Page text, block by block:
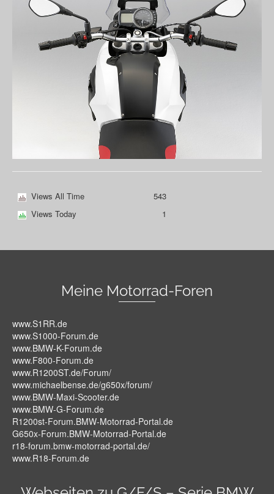
Views All Time
543
Views Today
1
Meine Motorrad-Foren
www.S1RR.de
www.S1000-Forum.de
www.BMW-K-Forum.de
www.F800-Forum.de
www.R1200ST.de/Forum/
www.michaelbense.de/g650x/forum/
www.BMW-Maxi-Scooter.de
www.BMW-G-Forum.de
R1200st-Forum.BMW-Motorrad-Portal.de
G650x-Forum.BMW-Motorrad-Portal.de
r18-forum.bmw-motorrad-portal.de/
www.R18-Forum.de